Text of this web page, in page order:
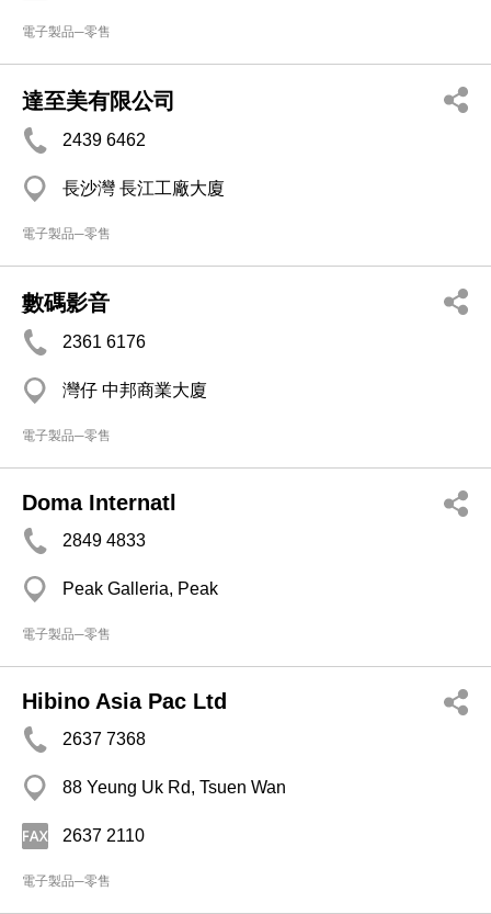
電子製品─零售
達至美有限公司
2439 6462
長沙灣 長江工廠大廈
電子製品─零售
數碼影音
2361 6176
灣仔 中邦商業大廈
電子製品─零售
Doma Internatl
2849 4833
Peak Galleria, Peak
電子製品─零售
Hibino Asia Pac Ltd
2637 7368
88 Yeung Uk Rd, Tsuen Wan
2637 2110
電子製品─零售